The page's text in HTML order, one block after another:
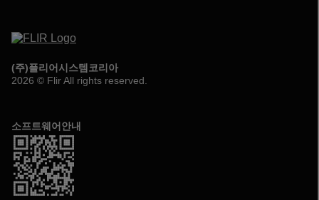
(주)플리어시스템코리아
2026 © Flir All rights reserved.
소프트웨어안내